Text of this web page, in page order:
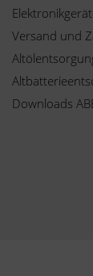
Versand und
Downloads